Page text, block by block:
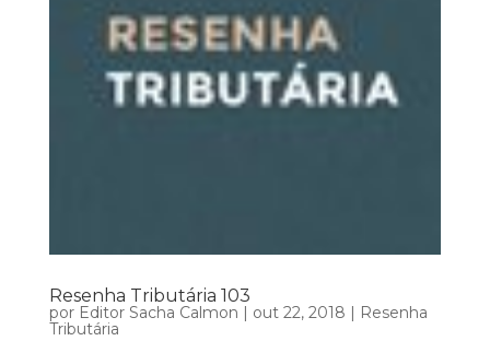
Resenha Tributária 103
por Editor Sacha Calmon | out 22, 2018 | Resenha
Tributária